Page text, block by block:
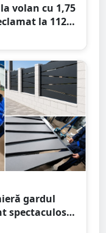
volan cu 1,75
la 112
gardul
spectaculos